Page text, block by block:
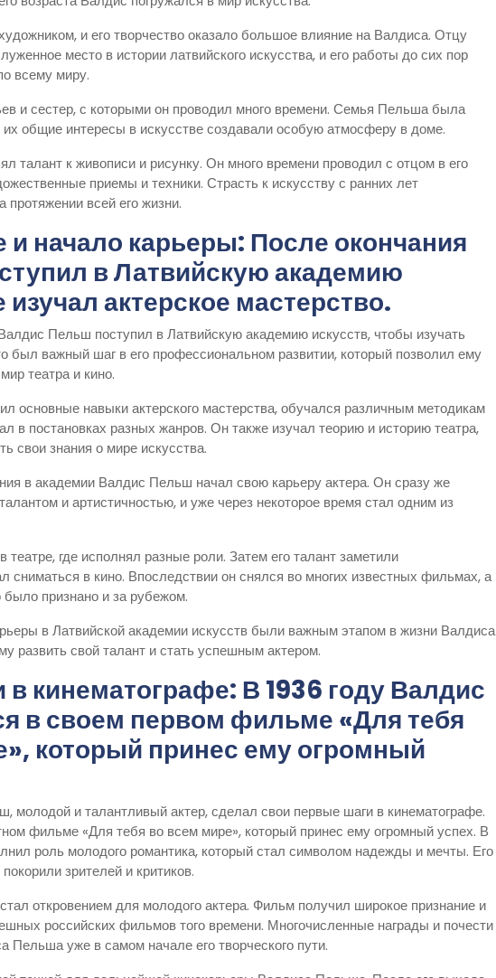
и его творчество оказало большое влияние на Валдиса. Отцу
место в истории латвийского искусства, и его работы до сих пор
всему миру.
и сестер, с которыми он проводил много времени. Семья Пельша была
общие интересы в искусстве создавали особую атмосферу в доме.
талант к живописи и рисунку. Он много времени проводил с отцом в его
приемы и техники. Страсть к искусству с ранних лет
всей его жизни.
и начало карьеры: После окончания
в Латвийскую академию
изучал актерское мастерство.
Пельш поступил в Латвийскую академию искусств, чтобы изучать
был важный шаг в его профессиональном развитии, который позволил ему
театра и кино.
основные навыки актерского мастерства, обучался различным методикам
в постановках разных жанров. Он также изучал теорию и историю театра,
свои знания о мире искусства.
в академии Валдис Пельш начал свою карьеру актера. Он сразу же
и артистичностью, и уже через некоторое время стал одним из
где исполнял разные роли. Затем его талант заметили
сниматься в кино. Впоследствии он снялся во многих известных фильмах, а
было признано и за рубежом.
в Латвийской академии искусств были важным этапом в жизни Валдиса
развить свой талант и стать успешным актером.
кинематографе: В 1936 году Валдис
в своем первом фильме «Для тебя
который принес ему огромный
молодой и талантливый актер, сделал свои первые шаги в кинематографе.
фильме «Для тебя во всем мире», который принес ему огромный успех. В
роль молодого романтика, который стал символом надежды и мечты. Его
зрителей и критиков.
откровением для молодого актера. Фильм получил широкое признание и
российских фильмов того времени. Многочисленные награды и почести
Пельша уже в самом начале его творческого пути.